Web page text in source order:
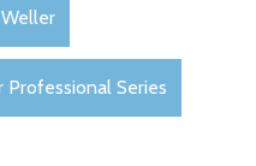
Weller
Professional Series